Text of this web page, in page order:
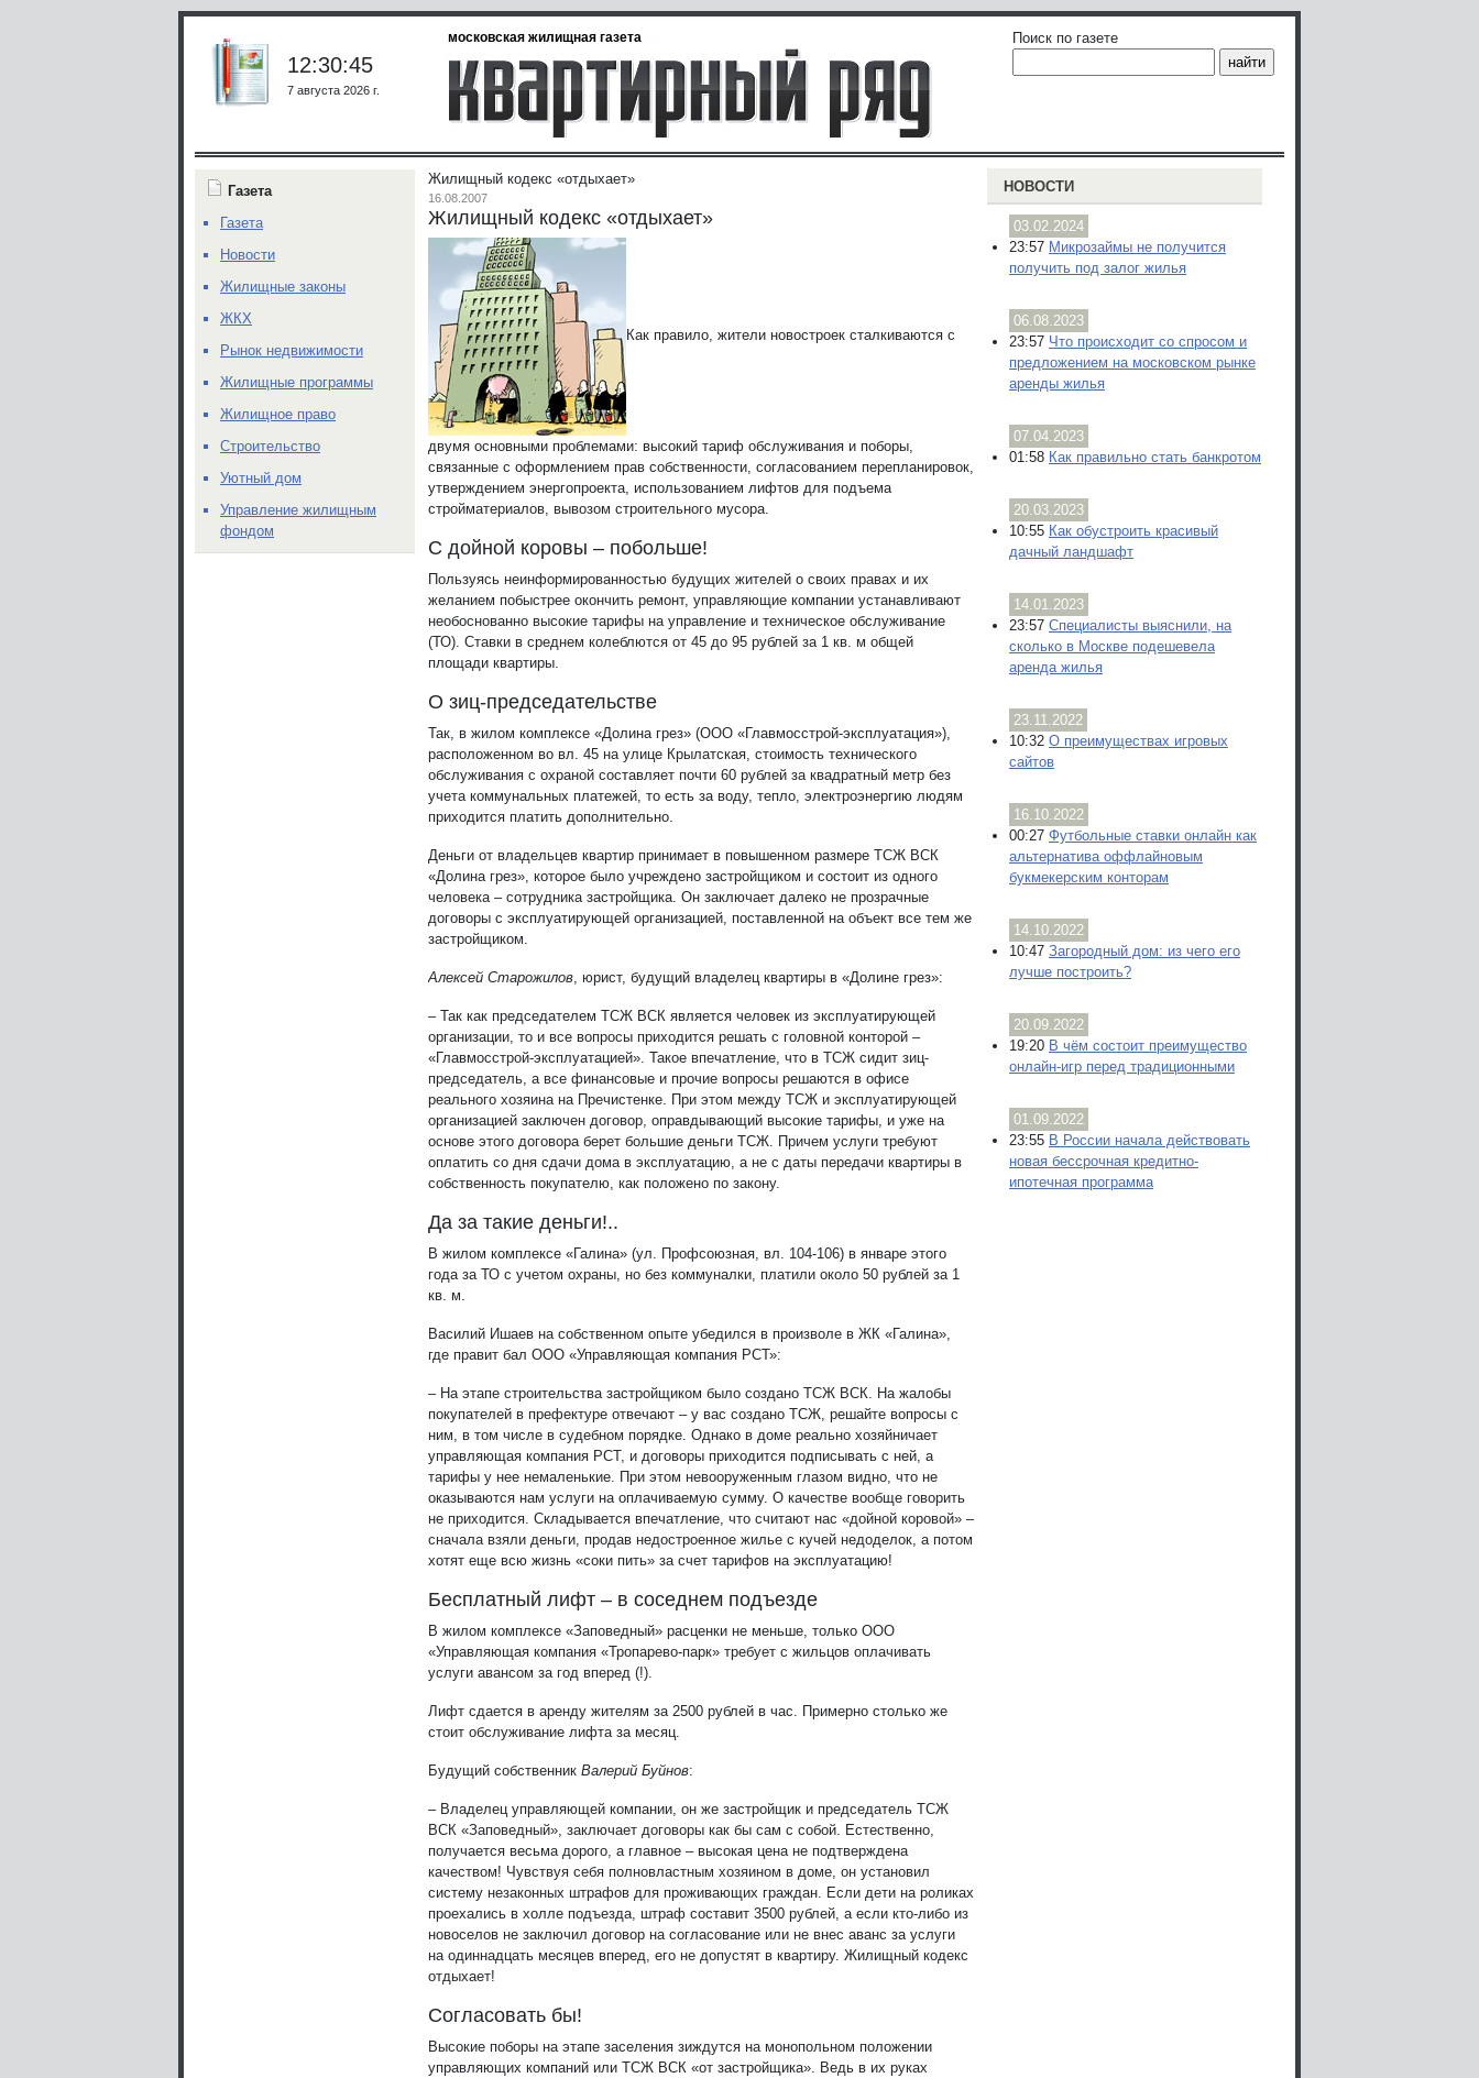
московская жилищная газета
12:30:45
7 августа 2026 г.
Поиск по газете
Жилищный кодекс «отдыхает»
16.08.2007
Жилищный кодекс «отдыхает»
Как правило, жители новостроек сталкиваются с
двумя основными проблемами: высокий тариф обслуживания и поборы,
связанные с оформлением прав собственности, согласованием перепланировок,
утверждением энергопроекта, использованием лифтов для подъема
стройматериалов, вывозом строительного мусора.
C дойной коровы – побольше!
Пользуясь неинформированностью будущих жителей о своих правах и их
желанием побыстрее окончить ремонт, управляющие компании устанавливают
необоснованно высокие тарифы на управление и техническое обслуживание
(ТО). Ставки в среднем колеблются от 45 до 95 рублей за 1 кв. м общей
площади квартиры.
О зиц-председательстве
Так, в жилом комплексе «Долина грез» (ООО «Главмосстрой-эксплуатация»),
расположенном во вл. 45 на улице Крылатская, стоимость технического
обслуживания с охраной составляет почти 60 рублей за квадратный метр без
учета коммунальных платежей, то есть за воду, тепло, электроэнергию людям
приходится платить дополнительно.
Деньги от владельцев квартир принимает в повышенном размере ТСЖ ВСК
«Долина грез», которое было учреждено застройщиком и состоит из одного
человека – сотрудника застройщика. Он заключает далеко не прозрачные
договоры с эксплуатирующей организацией, поставленной на объект все тем же
застройщиком.
Алексей Старожилов , юрист, будущий владелец квартиры в «Долине грез»:
– Так как председателем ТСЖ ВСК является человек из эксплуатирующей
организации, то и все вопросы приходится решать с головной конторой –
«Главмосстрой-эксплуатацией». Такое впечатление, что в ТСЖ сидит зиц-
председатель, а все финансовые и прочие вопросы решаются в офисе
реального хозяина на Пречистенке. При этом между ТСЖ и эксплуатирующей
организацией заключен договор, оправдывающий высокие тарифы, и уже на
основе этого договора берет большие деньги ТСЖ. Причем услуги требуют
оплатить со дня сдачи дома в эксплуатацию, а не с даты передачи квартиры в
собственность покупателю, как положено по закону.
Да за такие деньги!..
В жилом комплексе «Галина» (ул. Профсоюзная, вл. 104-106) в январе этого
года за ТО с учетом охраны, но без коммуналки, платили около 50 рублей за 1
кв. м.
Василий Ишаев на собственном опыте убедился в произволе в ЖК «Галина»,
где правит бал ООО «Управляющая компания РСТ»:
– На этапе строительства застройщиком было создано ТСЖ ВСК. На жалобы
покупателей в префектуре отвечают – у вас создано ТСЖ, решайте вопросы с
ним, в том числе в судебном порядке. Однако в доме реально хозяйничает
управляющая компания РСТ, и договоры приходится подписывать с ней, а
тарифы у нее немаленькие. При этом невооруженным глазом видно, что не
оказываются нам услуги на оплачиваемую сумму. О качестве вообще говорить
не приходится. Складывается впечатление, что считают нас «дойной коровой» –
сначала взяли деньги, продав недостроенное жилье с кучей недоделок, а потом
хотят еще всю жизнь «соки пить» за счет тарифов на эксплуатацию!
Бесплатный лифт – в соседнем подъезде
В жилом комплексе «Заповедный» расценки не меньше, только ООО
«Управляющая компания «Тропарево-парк» требует с жильцов оплачивать
услуги авансом за год вперед (!).
Лифт сдается в аренду жителям за 2500 рублей в час. Примерно столько же
стоит обслуживание лифта за месяц.
Будущий собственник Валерий Буйнов:
– Владелец управляющей компании, он же застройщик и председатель ТСЖ
ВСК «Заповедный», заключает договоры как бы сам с собой. Естественно,
получается весьма дорого, а главное – высокая цена не подтверждена
качеством! Чувствуя себя полновластным хозяином в доме, он установил
систему незаконных штрафов для проживающих граждан. Если дети на роликах
проехались в холле подъезда, штраф составит 3500 рублей, а если кто-либо из
новоселов не заключил договор на согласование или не внес аванс за услуги
на одиннадцать месяцев вперед, его не допустят в квартиру. Жилищный кодекс
отдыхает!
Согласовать бы!
Высокие поборы на этапе заселения зиждутся на монопольном положении
управляющих компаний или ТСЖ ВСК «от застройщика». Ведь в их руках
НОВОСТИ
03.02.2024
23:57 Микрозаймы не получится
получить под залог жилья
06.08.2023
23:57 Что происходит со спросом и
предложением на московском рынке
аренды жилья
07.04.2023
01:58 Как правильно стать банкротом
20.03.2023
10:55 Как обустроить красивый
дачный ландшафт
14.01.2023
23:57 Специалисты выяснили, на
сколько в Москве подешевела
аренда жилья
23.11.2022
10:32 О преимуществах игровых
сайтов
16.10.2022
00:27 Футбольные ставки онлайн как
альтернатива оффлайновым
букмекерским конторам
14.10.2022
10:47 Загородный дом: из чего его
лучше построить?
20.09.2022
19:20 В чём состоит преимущество
онлайн-игр перед традиционными
01.09.2022
23:55 В России начала действовать
новая бессрочная кредитно-
ипотечная программа
Газета
Газета
Новости
Жилищные законы
ЖКХ
Рынок недвижимости
Жилищные программы
Жилищное право
Строительство
Уютный дом
Управление жилищным
фондом